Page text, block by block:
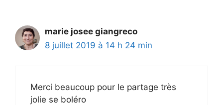
marie josee giangreco
8 juillet 2019 à 14 h 24 min
Merci beaucoup pour le partage très
jolie se boléro